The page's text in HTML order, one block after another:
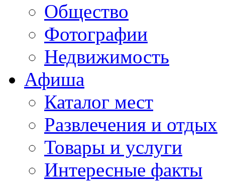
Общество
Фотографии
Недвижимость
Афиша
Каталог мест
Развлечения и отдых
Товары и услуги
Интересные факты